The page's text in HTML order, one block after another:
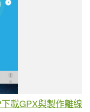
載GPX與製作離線